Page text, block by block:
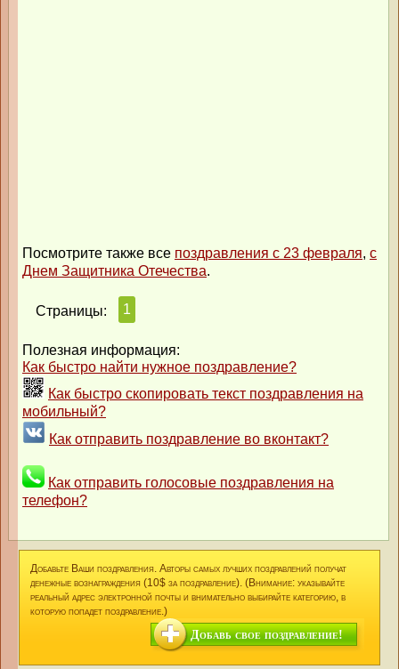
Посмотрите также все поздравления с 23 февраля, с
Днем Защитника Отечества.
Страницы: 1
Полезная информация:
Как быстро найти нужное поздравление?
Как быстро скопировать текст поздравления на
мобильный?
Как отправить поздравление во вконтакт?
Как отправить голосовые поздравления на
телефон?
Добавьте Ваши поздравления. Авторы самых лучших поздравлений получат
денежные вознаграждения (10$ за поздравление). (Внимание: указывайте
реальный адрес электронной почты и внимательно выбирайте категорию, в
которую попадет поздравление.)
Добавь свое поздравление!